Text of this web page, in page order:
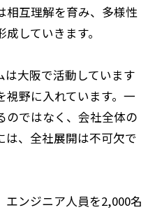
相互理解を育み、多様性
していきます。
大阪で活動しています
野に入れています。一
のではなく、会社全体の
は、全社展開は不可欠で
エンジニア人員を2,000名